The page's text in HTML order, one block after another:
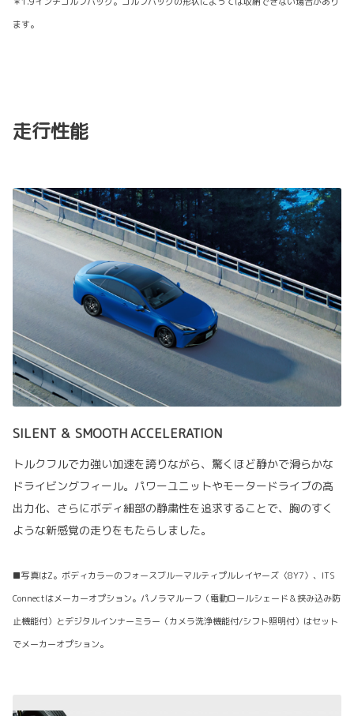
ます。
走行性能
SILENT ＆ SMOOTH ACCELERATION
トルクフルで力強い加速を誇りながら、驚くほど静かで滑らかな
ドライビングフィール。パワーユニットやモータードライブの高
出力化、さらにボディ細部の静粛性を追求することで、胸のすく
ような新感覚の走りをもたらしました。
■写真はZ。ボディカラーのフォースブルーマルティプルレイヤーズ〈8Y7〉、ITS
Connectはメーカーオプション。パノラマルーフ（電動ロールシェード＆挟み込み防
止機能付）とデジタルインナーミラー（カメラ洗浄機能付/シフト照明付）はセット
でメーカーオプション。